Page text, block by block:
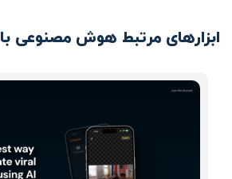
ابزارهای مرتبط هوش مصنوعی با SceneCraftr